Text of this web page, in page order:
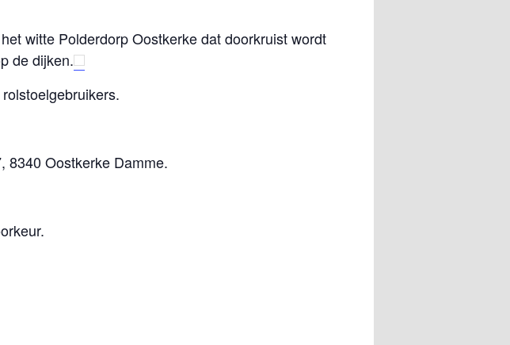
witte Polderdorp Oostkerke dat doorkruist wordt
de dijken.
8340 Oostkerke Damme.